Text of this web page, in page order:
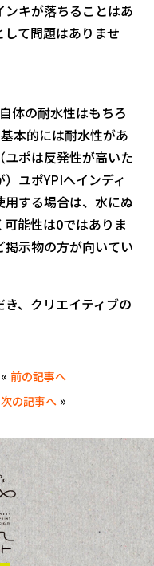
キが落ちることはあ
て問題はありませ
体の耐水性はもちろ
本的には耐水性があ
ポは反発性が高いた
ユポYPIへインディ
用する場合は、水にぬ
能性は0ではありま
示物の方が向いてい
、クリエイティブの
« 前の記事へ
次の記事へ »